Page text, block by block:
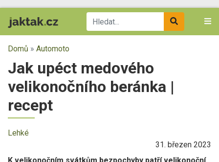
Domů » Automoto
Jak upéct medového
velikonočního beránka |
recept
Lehké
31. březen 2023